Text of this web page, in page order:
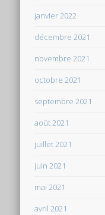
janvier 2022
décembre 2021
novembre 2021
octobre 2021
septembre 2021
août 2021
juillet 2021
juin 2021
mai 2021
avril 2021